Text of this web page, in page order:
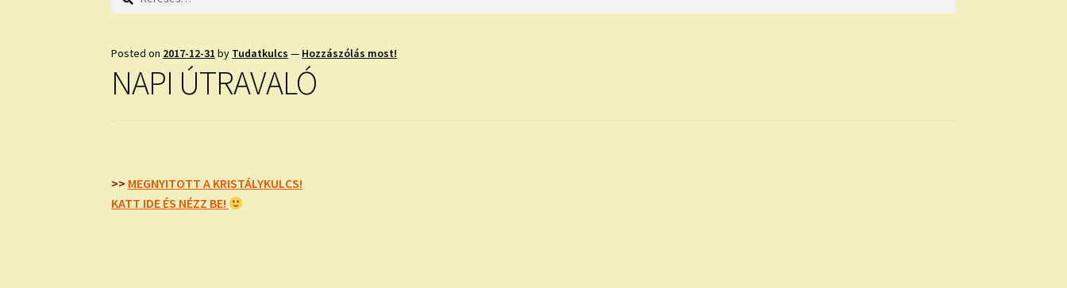
Posted on 2017-12-31 by Tudatkulcs — Hozzászólás most!
NAPI ÚTRAVALÓ
>> MEGNYITOTT A KRISTÁLYKULCS!
KATT IDE ÉS NÉZZ BE!